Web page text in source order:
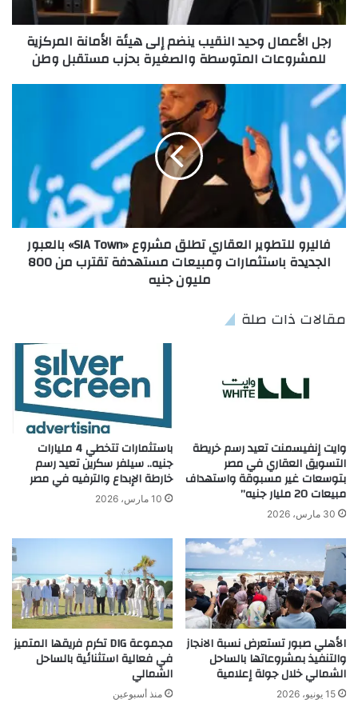
رجل الأعمال وحيد النقيب ينضم إلى هيئة الأمانة المركزية
للمشروعات المتوسطة والصغيرة بحزب مستقبل وطن
فاليرو للتطوير العقاري تطلق مشروع «SIA Town» بالعبور
الجديدة باستثمارات ومبيعات مستهدفة تقترب من 800
مليون جنيه
مقالات ذات صلة
وايت إنفيسمنت تعيد رسم خريطة
التسويق العقاري في مصر
بتوسعات غير مسبوقة واستهداف
مبيعات 20 مليار جنيه”
30 مارس، 2026
باستثمارات تتخطي 4 مليارات
جنيه.. سيلفر سكرين تعيد رسم
خارطة الإبداع والترفيه في مصر
10 مارس، 2026
الأهلي صبور تستعرض نسبة الانجاز
والتنفيذ بمشروعاتها بالساحل
الشمالي خلال جولة إعلامية
15 يونيو، 2026
مجموعة DIG تكرم فريقها المتميز
في فعالية استثنائية بالساحل
الشمالي
منذ أسبوعين